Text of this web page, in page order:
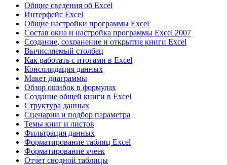
Общие сведения об Excel
Интерфейс Excel
Общие настройки программы Excel
Состав окна и настройка программы Excel 2007
Создание, сохранение и открытие книги Excel
Вычисляемый столбец
Как работать с итогами в Excel
Консолидация данных
Макет диаграммы
Обзор ошибок в формулах
Создание общей книги в Excel
Структура данных
Сценарии и подбор параметра
Темы книг и листов
Фильтрация данных
Форматирование таблиц Excel
Форматирование ячеек
Отчет сводной таблицы